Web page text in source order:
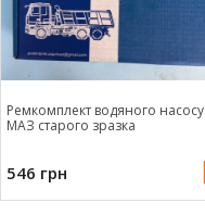
Ремкомплект водяного насосу
МАЗ старого зразка
546 грн